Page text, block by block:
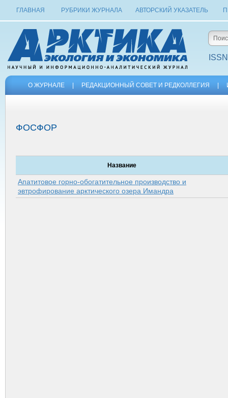
ГЛАВНАЯ РУБРИКИ ЖУРНАЛА АВТОРСКИЙ УКАЗАТЕЛЬ
О ЖУРНАЛЕ РЕДАКЦИОННЫЙ СОВЕТ И РЕДКОЛЛЕГИЯ
ФОСФОР
Название
Апатитовое горно-обогатительное производство и
эвтрофирование арктического озера Имандра